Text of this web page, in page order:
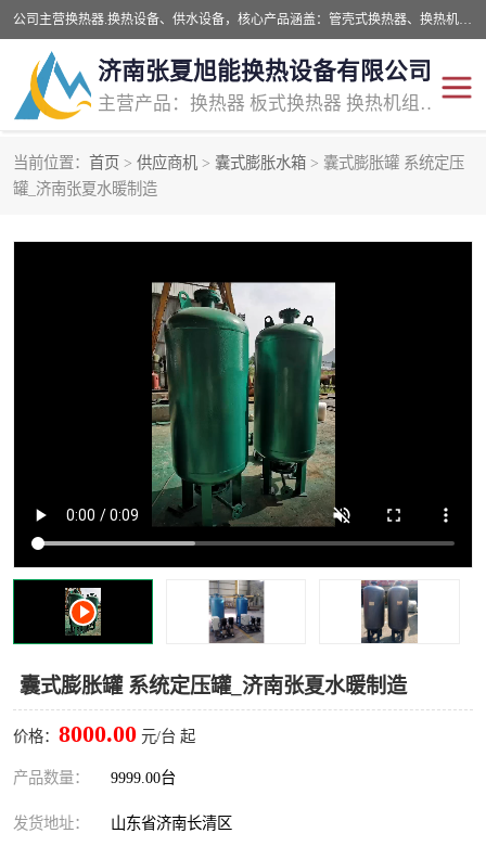
公司主营换热器.换热设备、供水设备，核心产品涵盖：管壳式换热器、换热机组、不锈钢组合式水箱、水处理设备等，提供非标设备集生产、销售、安装一体化服务，可满足全国酒店、学校、医院、商业综合体、工业项目等多场景换热与供水需求。
济南张夏旭能换热设备有限公司
主营产品：换热器 板式换热器 换热机组 供水设备 水处理设备
当前位置： 首页 > 供应商机 > 囊式膨胀水箱 > 囊式膨胀罐 系统定压
罐_济南张夏水暖制造
囊式膨胀罐 系统定压罐_济南张夏水暖制造
价格： 8000.00 元/台 起
产品数量： 9999.00台
发货地址： 山东省济南长清区